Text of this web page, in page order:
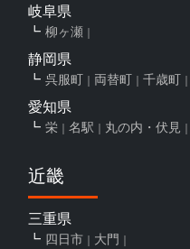
岐阜県
柳ヶ瀬
静岡県
呉服町 両替町 千歳町
愛知県
栄 名駅 丸の内・伏見
近畿
三重県
四日市 大門